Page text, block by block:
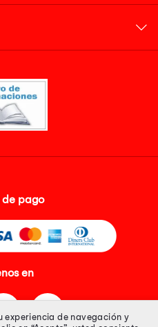
de pago
en
experiencia de navegación y